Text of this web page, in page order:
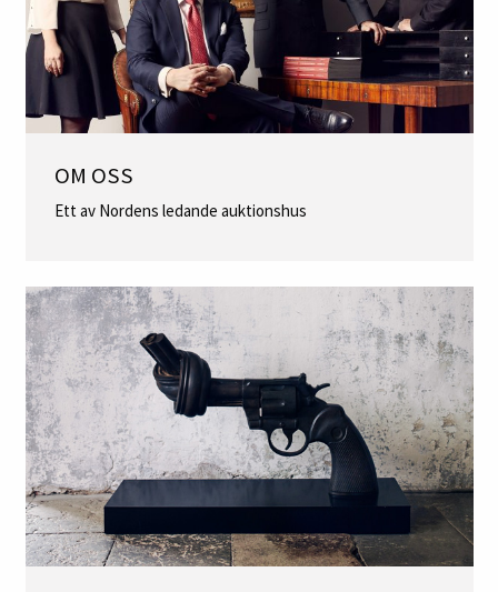
OM OSS
Ett av Nordens ledande auktionshus